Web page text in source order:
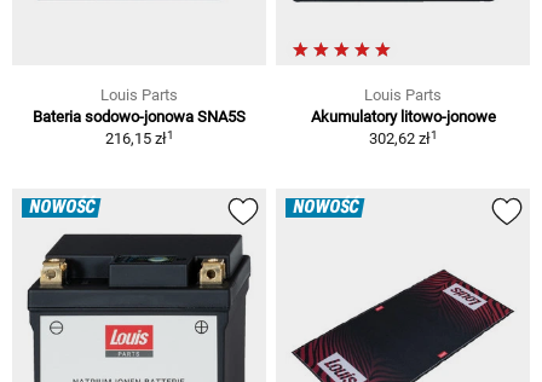
Louis Parts
Bateria sodowo-jonowa SNA5S
216,15 zł1
Louis Parts
Akumulatory litowo-jonowe
302,62 zł1
NOWOŚĆ NOWOŚĆ